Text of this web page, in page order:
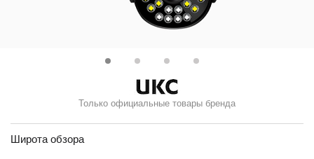
Только официальные товары бренда
Широта обзора